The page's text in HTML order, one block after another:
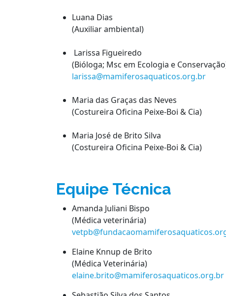
Luana Dias
(Auxiliar ambiental)
Larissa Figueiredo
(Bióloga; Msc em Ecologia e
larissa@mamiferosaquaticos.org.br
Maria das Graças das Neves
(Costureira Oficina Peixe-Boi & Cia)
Maria José de Brito Silva
(Costureira Oficina Peixe-Boi & Cia)
Equipe Técnica
Amanda Juliani Bispo
(Médica veterinária)
Elaine Knnup de Brito
(Médica Veterinária)
elaine.brito@mamiferosaquaticos.org.br